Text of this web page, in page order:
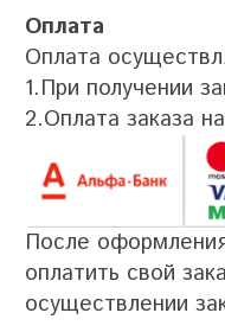
Оплата
Оплата
1.При получении
2.Оплата заказа
После
оплатить свой
осуществлении